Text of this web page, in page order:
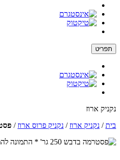
תפריט
נקניק ארוז
בית/ נקניק ארוז / נקניק פרוס ארוז /
* התמונה